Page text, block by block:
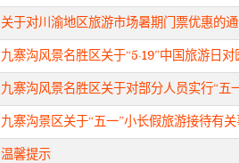
关于对川渝地区旅游市场暑期门票优惠的
九寨沟风景名胜区关于“5·19”中国旅游日
九寨沟风景名胜区关于对部分人员实行“五
九寨沟景区关于“五一”小长假旅游接待有
温馨提示